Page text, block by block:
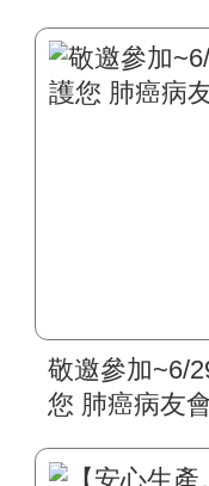
敬邀參加~6/
您 肺癌病友